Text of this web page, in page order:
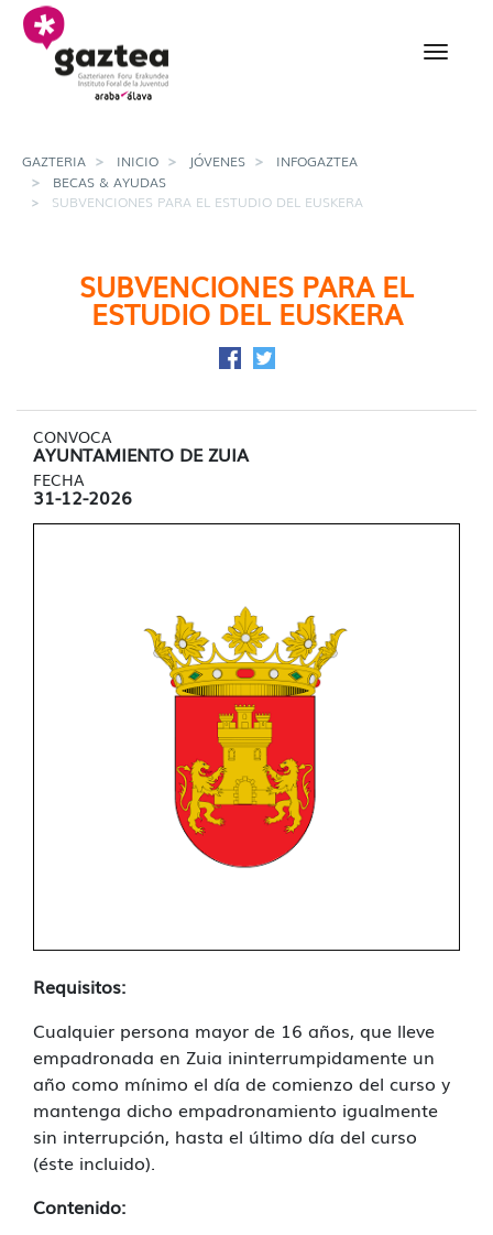
Saltar al contenido principal
subvenciones para el
GAZTERIA INICIO JÓVENES
INFOGAZTEA
BECAS & AYUDAS
SUBVENCIONES PARA EL ESTUDIO DEL EUSKERA
SUBVENCIONES PARA EL
ESTUDIO DEL EUSKERA
Compartir en Facebook
Compartir en Twitter
CONVOCA
AYUNTAMIENTO DE ZUIA
FECHA
31-12-2026
Requisitos:
Cualquier persona mayor de 16 años, que lleve
empadronada en Zuia ininterrumpidamente un
año como mínimo el día de comienzo del curso y
mantenga dicho empadronamiento igualmente
sin interrupción, hasta el último día del curso
(éste incluido).
Contenido: